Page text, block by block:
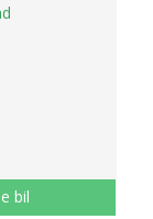
bil